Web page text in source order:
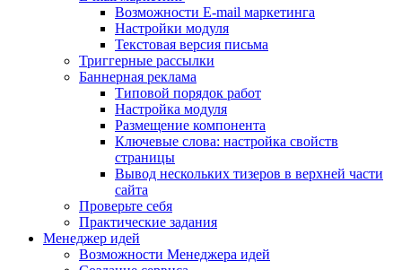
Возможности E-mail маркетинга
Настройки модуля
Текстовая версия письма
Триггерные рассылки
Баннерная реклама
Типовой порядок работ
Настройка модуля
Размещение компонента
Ключевые слова: настройка свойств
страницы
Вывод нескольких тизеров в верхней части
сайта
Проверьте себя
Практические задания
Менеджер идей
Возможности Менеджера идей